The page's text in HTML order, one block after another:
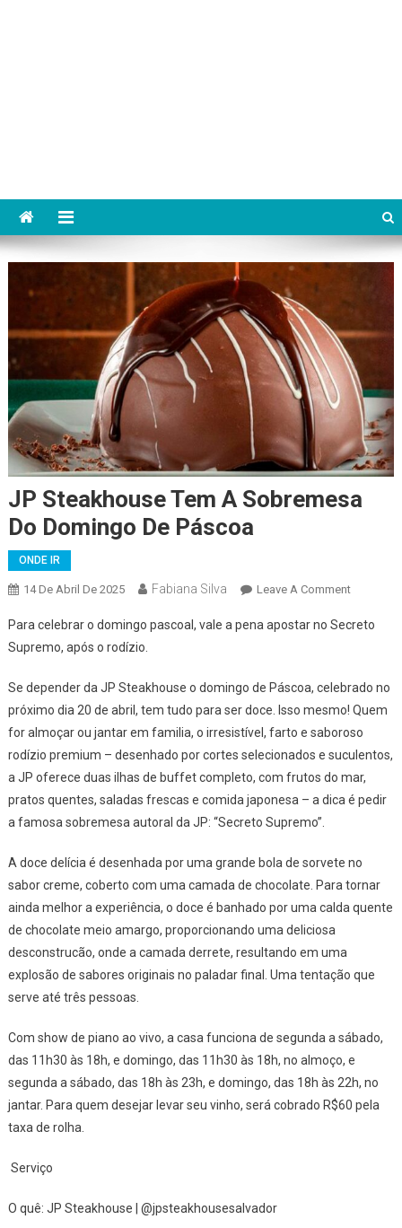
JP Steakhouse Tem A Sobremesa
Do Domingo De Páscoa
ONDE IR
14 De Abril De 2025 Fabiana Silva Leave A CommentOn
Do
Domingo
De
Páscoa
Para celebrar o domingo pascoal, vale a pena apostar no Secreto
Supremo, após o rodízio.
Se depender da JP Steakhouse o domingo de Páscoa, celebrado no
próximo dia 20 de abril, tem tudo para ser doce. Isso mesmo! Quem
for almoçar ou jantar em familia, o irresistível, farto e saboroso
rodízio premium – desenhado por cortes selecionados e suculentos,
a JP oferece duas ilhas de buffet completo, com frutos do mar,
pratos quentes, saladas frescas e comida japonesa – a dica é pedir
a famosa sobremesa autoral da JP: “Secreto Supremo”.
A doce delícia é desenhada por uma grande bola de sorvete no
sabor creme, coberto com uma camada de chocolate. Para tornar
ainda melhor a experiência, o doce é banhado por uma calda quente
de chocolate meio amargo, proporcionando uma deliciosa
desconstrucão, onde a camada derrete, resultando em uma
explosão de sabores originais no paladar final. Uma tentação que
serve até três pessoas.
Com show de piano ao vivo, a casa funciona de segunda a sábado,
das 11h30 às 18h, e domingo, das 11h30 às 18h, no almoço, e
segunda a sábado, das 18h às 23h, e domingo, das 18h às 22h, no
jantar. Para quem desejar levar seu vinho, será cobrado R$60 pela
taxa de rolha.
Serviço
O quê: JP Steakhouse | @jpsteakhousesalvador